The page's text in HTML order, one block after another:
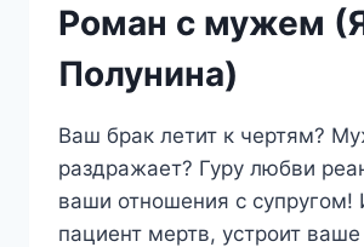
Роман с мужем
Полунина)
Ваш брак летит к чертям?
раздражает? Гуру любви
ваши отношения с супругом!
пациент мертв, устроит ваше